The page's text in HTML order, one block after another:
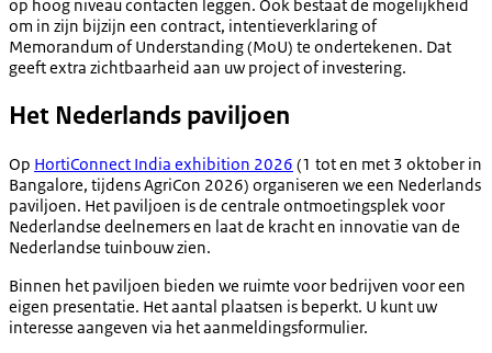
op hoog niveau contacten leggen. Ook bestaat de mogelijkheid
om in zijn bijzijn een contract, intentieverklaring of
Memorandum of Understanding (MoU) te ondertekenen. Dat
geeft extra zichtbaarheid aan uw project of investering.
Het Nederlands paviljoen
Op HortiConnect India exhibition 2026 (1 tot en met 3 oktober in
Bangalore, tijdens AgriCon 2026) organiseren we een Nederlands
paviljoen. Het paviljoen is de centrale ontmoetingsplek voor
Nederlandse deelnemers en laat de kracht en innovatie van de
Nederlandse tuinbouw zien.
Binnen het paviljoen bieden we ruimte voor bedrijven voor een
eigen presentatie. Het aantal plaatsen is beperkt. U kunt uw
interesse aangeven via het aanmeldingsformulier.